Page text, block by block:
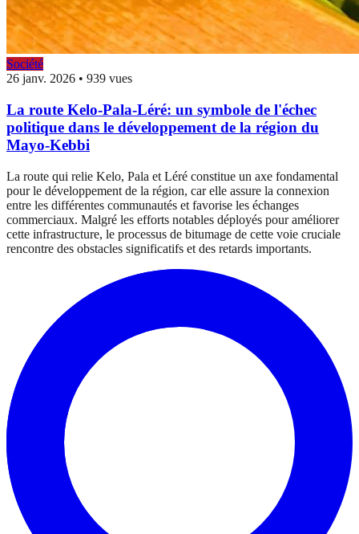
Société
26 janv. 2026 • 939 vues
La route Kelo-Pala-Léré: un symbole de l'échec
politique dans le développement de la région du
Mayo-Kebbi
La route qui relie Kelo, Pala et Léré constitue un axe fondamental
pour le développement de la région, car elle assure la connexion
entre les différentes communautés et favorise les échanges
commerciaux. Malgré les efforts notables déployés pour améliorer
cette infrastructure, le processus de bitumage de cette voie cruciale
rencontre des obstacles significatifs et des retards importants.